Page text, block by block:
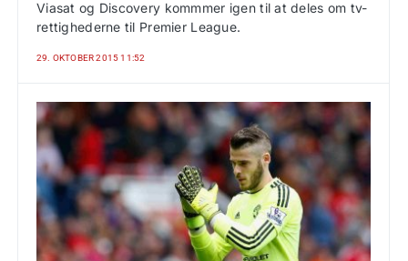
Viasat og Discovery kommmer igen til at deles om tv-
rettighederne til Premier League.
29. OKTOBER 2015 11:52